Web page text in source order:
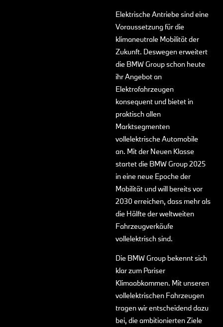
Elektrische Antriebe sind eine
Voraussetzung für die
klimaneutrale Mobilität der
Zukunft. Deswegen erweitert
die BMW Group schon heute
ihr Angebot an
Elektrofahrzeugen
konsequent und bietet in
praktisch allen
Marktsegmenten
vollelektrische Automobile
an. Mit der Neuen Klasse
startet die BMW Group 2025
in eine neue Epoche der
Mobilität und will bereits vor
2030 erreichen, dass mehr als
die Hälfte der weltweiten
Fahrzeugverkäufe
vollelektrisch sind.
Die BMW Group bekennt sich
klar zum Pariser
Klimaabkommen. Mit unseren
vollelektrischen Fahrzeugen
tragen wir entscheidend dazu
bei, die ambitionierten Ziele